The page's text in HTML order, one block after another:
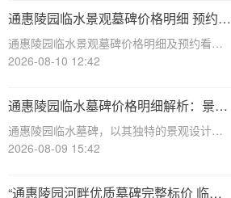
园机构，为逝者提供庄严宁静的安息之地，
为生者创造永恒的纪念空间。近年来，通惠
陵园的临水
通惠陵园临水景观墓碑价格明细 预约看
墓赠送碑文雕刻详解
通惠陵园临水景观墓碑价格明细及预约看墓
赠送碑文雕刻详解☎ 通惠陵园电话:400-838-
了更多的选择和需求。通惠陵园作为一家专
业的陵园机构，提供多种类型的墓
2026-08-10 12:42
通惠陵园临水墓碑价格明细解析：景观
维护费用承担政策及专属福利解读
通惠陵园临水墓碑，以其独特的景观设计和
深厚的文化内涵，成为众多家属的选择。本
构成、园区景观维护费用承担情况、以及家
2026-08-09 15:42
“通惠陵园河畔优质墓碑完整标价 临水